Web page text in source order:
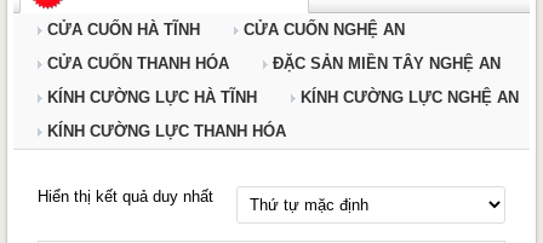
CỬA CUỐN HÀ TĨNH
CỬA CUỐN NGHỆ AN
CỬA CUỐN THANH HÓA
ĐẶC SẢN MIỀN TÂY NGHỆ AN
KÍNH CƯỜNG LỰC HÀ TĨNH
KÍNH CƯỜNG LỰC NGHỆ AN
KÍNH CƯỜNG LỰC THANH HÓA
Hiển thị kết quả duy nhất